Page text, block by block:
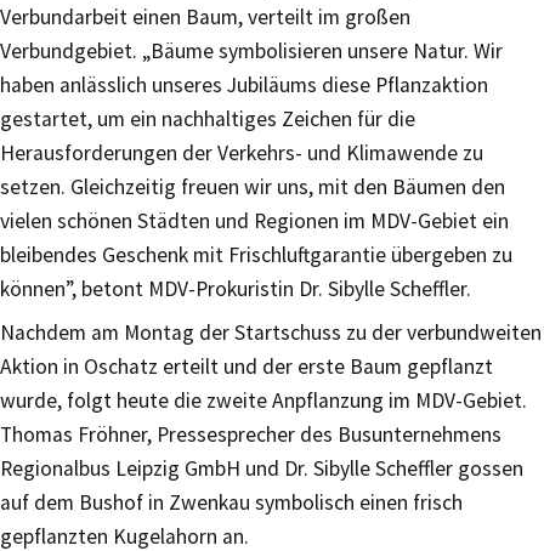
Verbundarbeit einen Baum, verteilt im großen
Verbundgebiet. „Bäume symbolisieren unsere Natur. Wir
haben anlässlich unseres Jubiläums diese Pflanzaktion
gestartet, um ein nachhaltiges Zeichen für die
Herausforderungen der Verkehrs- und Klimawende zu
setzen. Gleichzeitig freuen wir uns, mit den Bäumen den
vielen schönen Städten und Regionen im MDV-Gebiet ein
bleibendes Geschenk mit Frischluftgarantie übergeben zu
können”, betont MDV-Prokuristin Dr. Sibylle Scheffler.
Nachdem am Montag der Startschuss zu der verbundweiten
Aktion in Oschatz erteilt und der erste Baum gepflanzt
wurde, folgt heute die zweite Anpflanzung im MDV-Gebiet.
Thomas Fröhner, Pressesprecher des Busunternehmens
Regionalbus Leipzig GmbH und Dr. Sibylle Scheffler gossen
auf dem Bushof in Zwenkau symbolisch einen frisch
gepflanzten Kugelahorn an.